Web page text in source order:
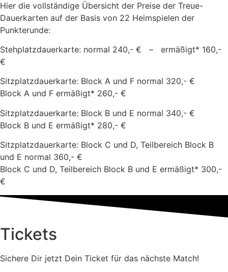
Hier die vollständige Übersicht der Preise der Treue-
Dauerkarten auf der Basis von 22 Heimspielen der
Punkterunde:
Stehplatzdauerkarte: normal 240,- € – ermäßigt* 160,-
€
Sitzplatzdauerkarte: Block A und F normal 320,- €
Block A und F ermäßigt* 260,- €
Sitzplatzdauerkarte: Block B und E normal 340,- €
Block B und E ermäßigt* 280,- €
Sitzplatzdauerkarte: Block C und D, Teilbereich Block B
und E normal 360,- €
Block C und D, Teilbereich Block B und E ermäßigt* 300,-
€
Tickets
Sichere Dir jetzt Dein Ticket für das nächste Match!